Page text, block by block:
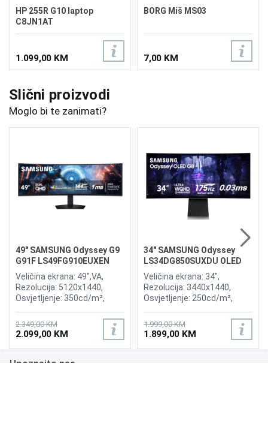
HP 255R G10 laptop
C8JN1AT
1.099,00 KM
BORG Miš MS03
7,00 KM
Slični proizvodi
Moglo bi te zanimati?
49" SAMSUNG Odyssey G9
G91F LS49FG910EUXEN
144Hz Gaming Curved
Display
Veličina ekrana: 49",VA,
Rezolucija: 5120x1440,
Osvjetljenje: 350cd/m²,
Osvježenje: 144Hz, AMD
FreeSync Premium Pro,
Priključci: 2xHDMI 2.1,
DisplayPort, 2xUSB 3.2, USB-
B
2.349,00 KM
2.099,00 KM
34" SAMSUNG Odyssey
LS34DG850SUXDU OLED
G8 175Hz Gaming Curved
Display
Veličina ekrana: 34",
Rezolucija: 3440x1440,
Osvjetljenje: 250cd/m²,
Osvježenje: 175Hz, AMD
FreeSync Premium,
Wireless LAN, Bluetooth ,
Priključci: 2xHDMI,
1.999,00 KM
1.899,00 KM
Upoznajte nas